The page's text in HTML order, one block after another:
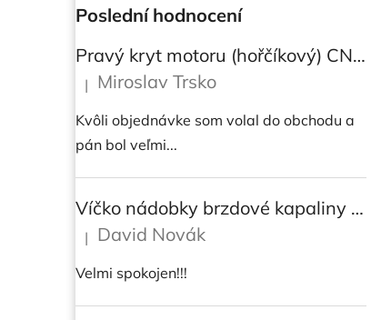
p
a
n
e
Poslední hodnocení
Pravý kryt motoru (hořčíkový) CNC RACING pro instalaci transparetního krytu spojky pro Ducati Streetfighter V4/V4S
Hodnocení produktu je 5 z 5 hvězdiček.
| Miroslav Trsko
Kvôli objednávke som volal do obchodu a
pán bol veľmi...
Víčko nádobky brzdové kapaliny CNC Racing - BICOLOR
Hodnocení produktu je 5 z 5 hvězdiček.
| David Novák
Velmi spokojen!!!